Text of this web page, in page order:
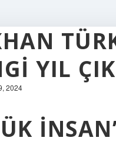
YIL
2024